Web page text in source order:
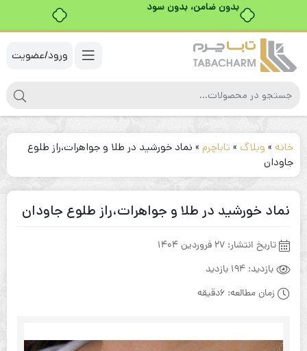
بدون ضامن، بدون سود
ورود/عضویت
خانه » وبلاگ » تاباچرم » نماد خورشید در طلا و جواهرات،راز طلوع
جاودان
نماد خورشید در طلا و جواهرات،راز طلوع جاودان
تاریخ انتشار: 27 فروردین 1404
بازدید: 194 بازدید
زمان مطالعه: 6دقیقه